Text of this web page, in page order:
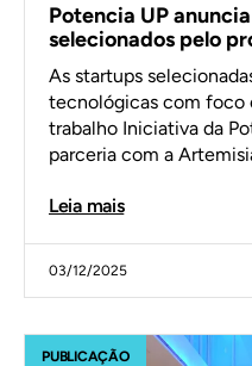
Potencia UP
selecionados pelo
As startups
tecnológicas com foco
trabalho Iniciativa da
parceria com a
Leia mais
03/12/2025
PUBLICAÇÃO